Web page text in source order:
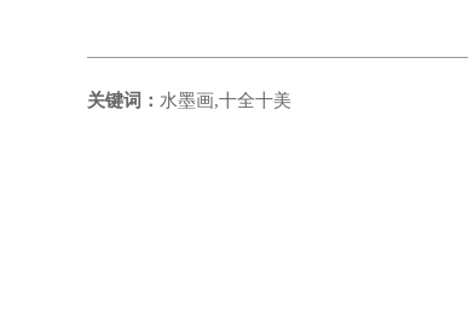
关键词： 水墨画,十全十美